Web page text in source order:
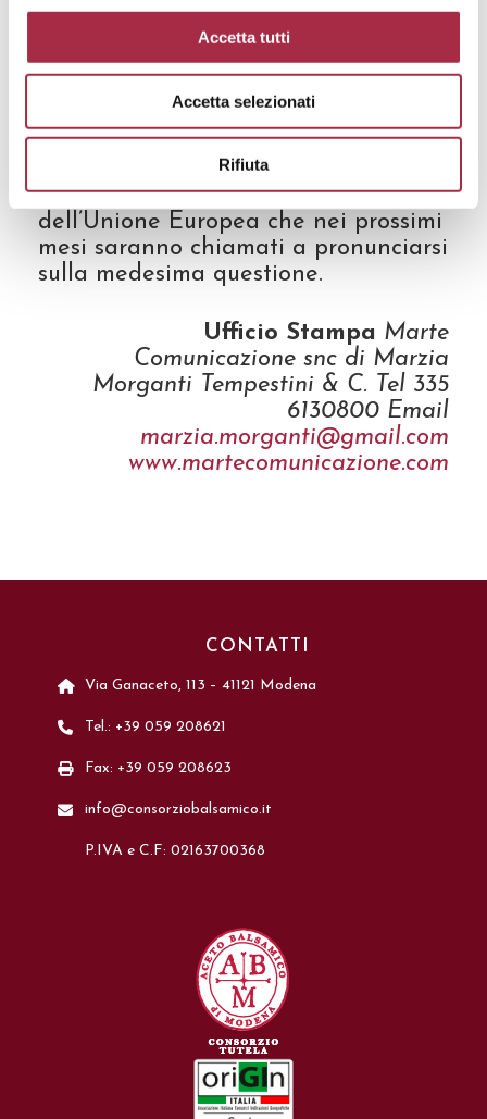
Accetta tutti
Accetta selezionati
Rifiuta
cui si attendono nuove pronunce per
la fine dell’anno incorso o, al più
tardi, nei primi mesi del prossimo.
Inoltre, si può presumere che la
costituirà un nuovo materiale che
andrà ad arricchire la riflessione dei
giudici della Corte di Giustizia
dell’Unione Europea che nei prossimi
mesi saranno chiamati a pronunciarsi
sulla medesima questione.
Ufficio Stampa Marte
Comunicazione snc di Marzia
Morganti Tempestini & C. Tel 335
6130800 Email
marzia.morganti@gmail.com
www.martecomunicazione.com
CONTATTI
Via Ganaceto, 113 – 41121 Modena
Tel.: +39 059 208621
Fax: +39 059 208623
info@consorziobalsamico.it
P.IVA e C.F: 02163700368